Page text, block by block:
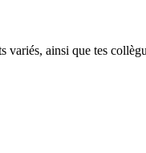
ainsi que tes